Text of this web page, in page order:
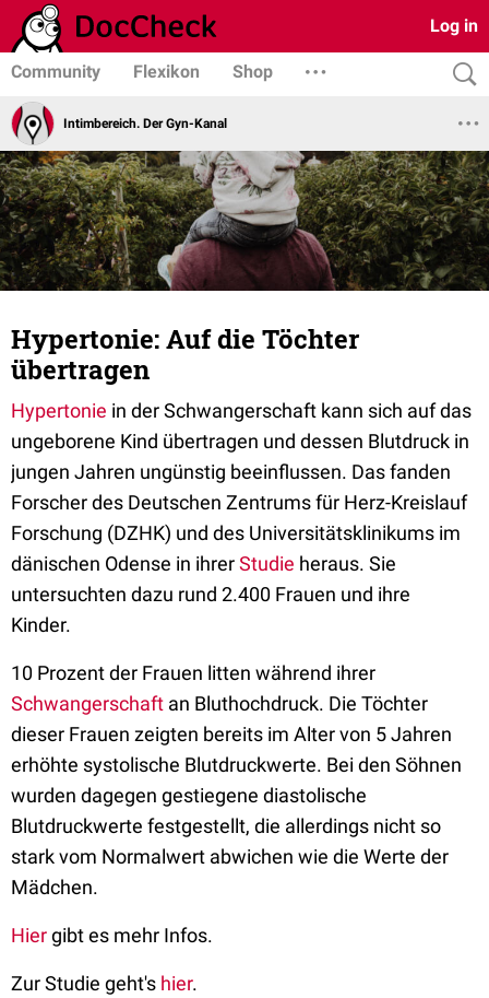
Log in
Community Flexikon Shop
Intimbereich. Der Gyn-Kanal
Hypertonie: Auf die Töchter
übertragen
Hypertonie in der Schwangerschaft kann sich auf das
ungeborene Kind übertragen und dessen Blutdruck in
jungen Jahren ungünstig beeinflussen. Das fanden
Forscher des Deutschen Zentrums für Herz-Kreislauf
Forschung (DZHK) und des Universitätsklinikums im
dänischen Odense in ihrerStudie heraus. Sie
untersuchten dazu rund 2.400 Frauen und ihre
Kinder.
10 Prozent der Frauen litten während ihrer
Schwangerschaft an Bluthochdruck. Die Töchter
dieser Frauen zeigten bereits im Alter von 5 Jahren
erhöhte systolische Blut­druckwerte. Bei den Söhnen
wurden dagegen gestiegene diastolische
Blutdruckwerte festgestellt, die allerdings nicht so
stark vom Normalwert abwichen wie die Werte der
Mädchen.
Hiergibt es mehr Infos.
Zur Studie geht's hier.